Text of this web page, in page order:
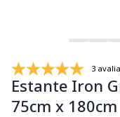
3
Estante Iron
75cm x 180cm